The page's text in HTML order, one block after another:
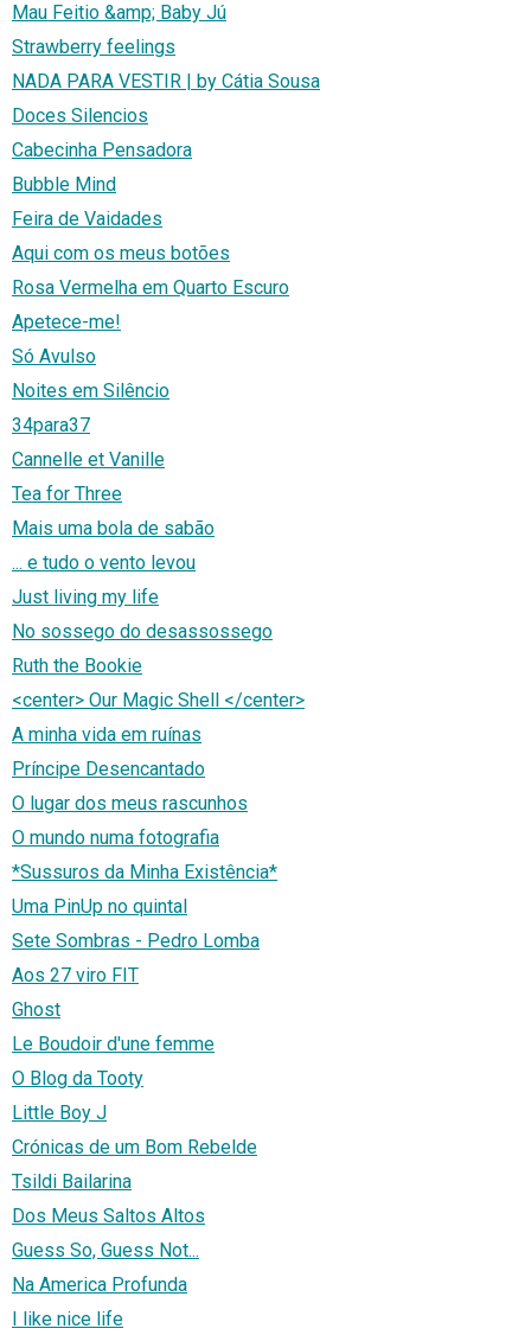
Mau Feitio &amp; Baby Jú
Strawberry feelings
NADA PARA VESTIR | by Cátia Sousa
Doces Silencios
Cabecinha Pensadora
Bubble Mind
Feira de Vaidades
Aqui com os meus botões
Rosa Vermelha em Quarto Escuro
Apetece-me!
Só Avulso
Noites em Silêncio
34para37
Cannelle et Vanille
Tea for Three
Mais uma bola de sabão
... e tudo o vento levou
Just living my life
No sossego do desassossego
Ruth the Bookie
<center> Our Magic Shell </center>
A minha vida em ruínas
Príncipe Desencantado
O lugar dos meus rascunhos
O mundo numa fotografia
*Sussuros da Minha Existência*
Uma PinUp no quintal
Sete Sombras - Pedro Lomba
Aos 27 viro FIT
Ghost
Le Boudoir d'une femme
O Blog da Tooty
Little Boy J
Crónicas de um Bom Rebelde
Tsildi Bailarina
Dos Meus Saltos Altos
Guess So, Guess Not...
Na America Profunda
I like nice life